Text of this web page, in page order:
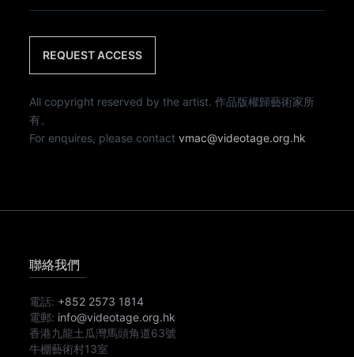
REQUEST ACCESS
All copyright reserved by the artist. 作品版權歸藝術家所
有。
For enquires, please contactvmac@videotage.org.hk
聯絡我們
電話: +852 2573 1814
電郵: info@videotage.org.hk
香港九龍土瓜灣馬頭角道63號
牛棚藝術村13室